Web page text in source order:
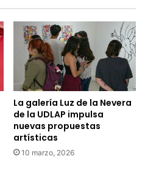
La galería Luz de la Nevera
de la UDLAP impulsa
nuevas propuestas
artísticas
10 marzo, 2026